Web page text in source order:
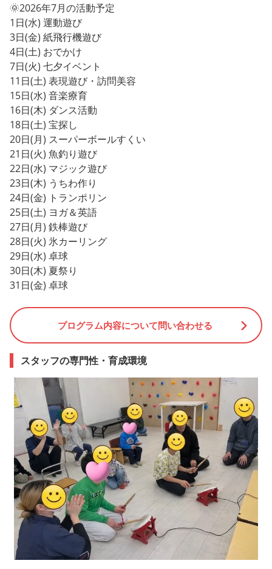
🌞2026年7月の活動予定
1日(水) 運動遊び
3日(金) 紙飛行機遊び
4日(土) おでかけ
7日(火) 七夕イベント
11日(土) 表現遊び・訪問美容
15日(水) 音楽療育
16日(木) ダンス活動
18日(土) 宝探し
20日(月) スーパーボールすくい
21日(火) 魚釣り遊び
22日(水) マジック遊び
23日(木) うちわ作り
24日(金) トランポリン
25日(土) ヨガ＆英語
27日(月) 鉄棒遊び
28日(火) 氷カーリング
29日(水) 卓球
30日(木) 夏祭り
31日(金) 卓球
プログラム内容について問い合わせる
スタッフの専門性・育成環境